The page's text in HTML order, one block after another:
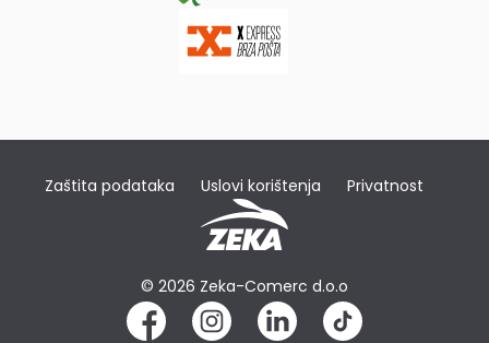
Zaštita podataka Uslovi korištenja Privatnost
© 2026 Zeka-Comerc d.o.o